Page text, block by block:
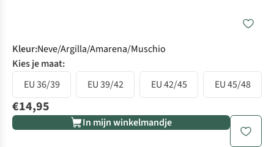
Kleur:Neve/Argilla/Amarena/Muschio
Kies je maat:
EU 36/39
EU 39/42 EU 42/45 EU 45/48
€14,95
In mijn winkelmandje